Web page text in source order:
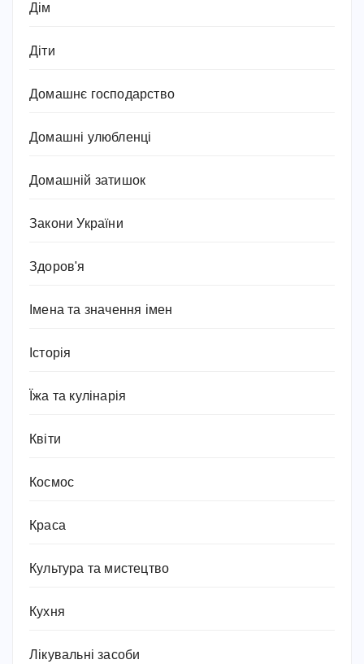
Дім
Діти
Домашнє господарство
Домашні улюбленці
Домашній затишок
Закони України
Здоров'я
Імена та значення імен
Історія
Їжа та кулінарія
Квіти
Космос
Краса
Культура та мистецтво
Кухня
Лікувальні засоби